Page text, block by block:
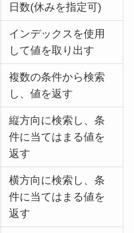
日数(休みを指定可)
インデックスを使用
して値を取り出す
複数の条件から検索
し、値を返す
縦方向に検索し、条
件に当てはまる値を
返す
横方向に検索し、条
件に当てはまる値を
返す